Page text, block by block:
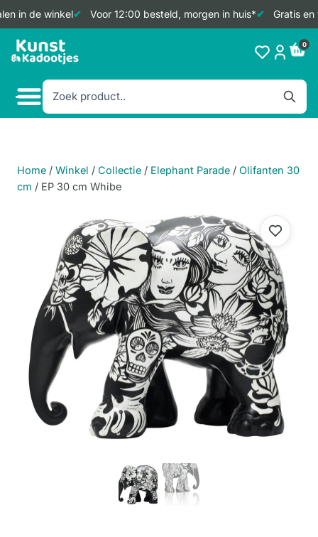
in de winkel Voor 12:00 besteld, morgen in huis* Gratis en
Doorgaan
naar
0
Home / Winkel / Collectie / Elephant Parade / Olifanten 30
cm / EP 30 cm Whibe